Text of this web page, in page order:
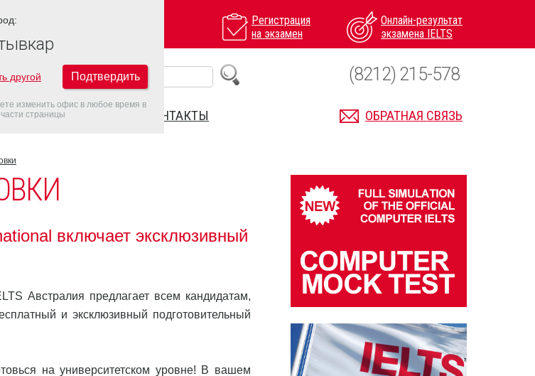
Регистрация
на экзамен
Онлайн-результат
экзамена IELTS
ДАТЫ IELTS 2022 КОНТАКТЫ ОБРАТНАЯ СВЯЗЬ
(8212) 215-578
включает эксклюзивный
Австралия предлагает всем кандидатам,
и эксклюзивный подготовительный
на университетском уровне! В вашем
другой Подтвердить
изменить офис в любое время в
страницы